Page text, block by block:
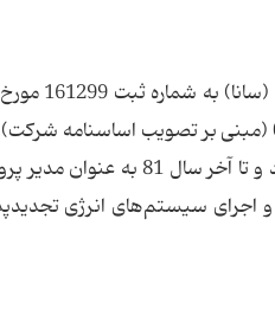
ت28288ه ـ هیات وزیران مورخ 02/02/1382 (مبنی بر
تجدیدپذیر، به صورت صد درصد